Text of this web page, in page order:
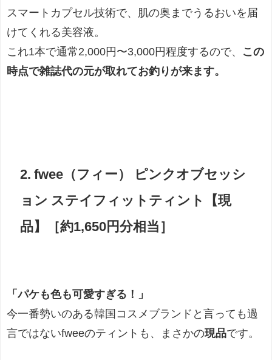
スマートカプセル技術で、肌の奥までうるおいを届
けてくれる美容液。
これ1本で通常2,000円〜3,000円程度するので、
この
時点で雑誌代の元が取れてお釣りが来ます。
2. fwee（フィー） ピンクオブセッシ
ョン ステイフィットティント【現
品】［約1,650円分相当］
「パケも色も可愛すぎる！」
今一番勢いのある韓国コスメブランドと言っても過
言ではないfweeのティントも、まさかの現品です。